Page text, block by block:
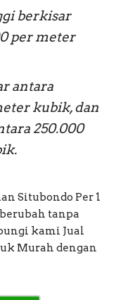
berkisar
per meter
antara
kubik, dan
250.000
Situbondo Per 1
tanpa
kami Jual
Murah dengan